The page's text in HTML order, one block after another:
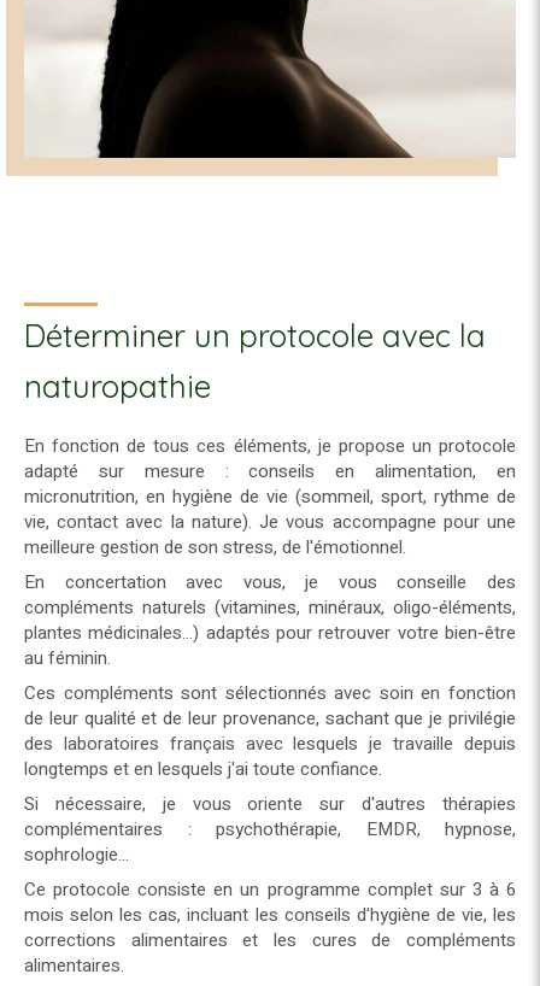
Déterminer un protocole avec la
naturopathie
En fonction de tous ces éléments, je propose un protocole
adapté sur mesure : conseils en alimentation, en
micronutrition, en hygiène de vie (sommeil, sport, rythme de
vie, contact avec la nature). Je vous accompagne pour une
meilleure gestion de son stress, de l'émotionnel.
En concertation avec vous, je vous conseille des
compléments naturels (vitamines, minéraux, oligo-éléments,
plantes médicinales...) adaptés pour retrouver votre bien-être
au féminin.
Ces compléments sont sélectionnés avec soin en fonction
de leur qualité et de leur provenance, sachant que je privilégie
des laboratoires français avec lesquels je travaille depuis
longtemps et en lesquels j'ai toute confiance.
Si nécessaire, je vous oriente sur d'autres thérapies
complémentaires : psychothérapie, EMDR, hypnose,
sophrologie...
Ce protocole consiste en un programme complet sur 3 à 6
mois selon les cas, incluant les conseils d'hygiène de vie, les
corrections alimentaires et les cures de compléments
alimentaires.